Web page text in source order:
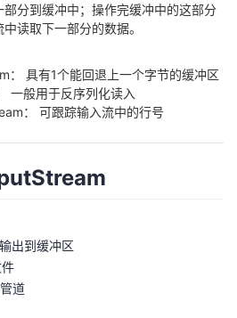
分到缓冲中；操作完缓冲中的这部分
读取下一部分的数据。
具有1个能回退上一个字节的缓冲区
一般用于反序列化读入
： 可跟踪输入流中的行号
出到缓冲区
道